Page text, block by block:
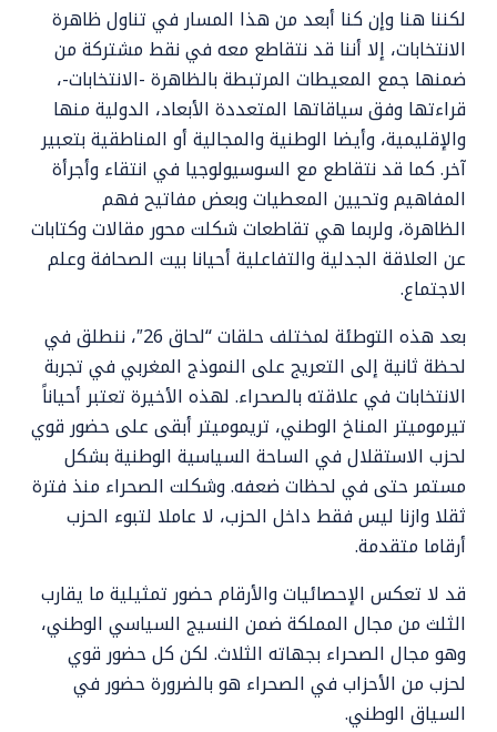
لكننا هنا وإن كنا أبعد من هذا المسار في تناول ظاهرة
الانتخابات، إلا أننا قد نتقاطع معه في نقط مشتركة من
ضمنها جمع المعيطات المرتبطة بالظاهرة -الانتخابات-،
قراءتها وفق سياقاتها المتعددة الأبعاد، الدولية منها
والإقليمية، وأيضا الوطنية والمجالية أو المناطقية بتعبير
آخر. كما قد نتقاطع مع السوسيولوجيا في انتقاء وأجرأة
المفاهيم وتحيين المعطيات وبعض مفاتيح فهم
الظاهرة، ولربما هي تقاطعات شكلت محور مقالات وكتابات
عن العلاقة الجدلية والتفاعلية أحيانا بيت الصحافة وعلم
الاجتماع.
بعد هذه التوطئة لمختلف حلقات “لحاق 26″، ننطلق في
لحظة ثانية إلى التعريج على النموذج المغربي في تجربة
الانتخابات في علاقته بالصحراء. لهذه الأخيرة تعتبر أحياناً
تيرموميتر المناخ الوطني، تريموميتر أبقى على حضور قوي
لحزب الاستقلال في الساحة السياسية الوطنية بشكل
مستمر حتى في لحظات ضعفه. وشكلت الصحراء منذ فترة
ثقلا وازنا ليس فقط داخل الحزب، لا عاملا لتبوء الحزب
أرقاما متقدمة.
قد لا تعكس الإحصائيات والأرقام حضور تمثيلية ما يقارب
الثلث من مجال المملكة ضمن النسيج السياسي الوطني،
وهو مجال الصحراء بجهاته الثلاث. لكن كل حضور قوي
لحزب من الأحزاب في الصحراء هو بالضرورة حضور في
السياق الوطني.